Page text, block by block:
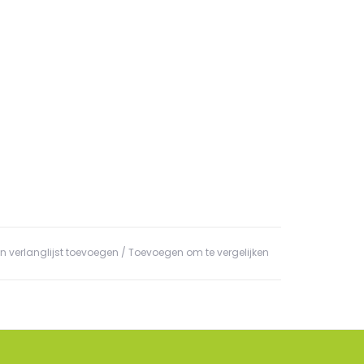
verlanglijst toevoegen / Toevoegen om te vergelijken